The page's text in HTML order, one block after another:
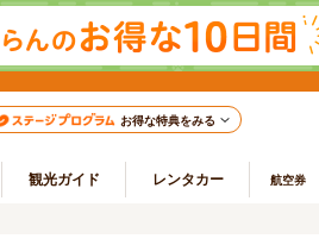
お得な特典をみる
観光ガイド レンタカー 航空券